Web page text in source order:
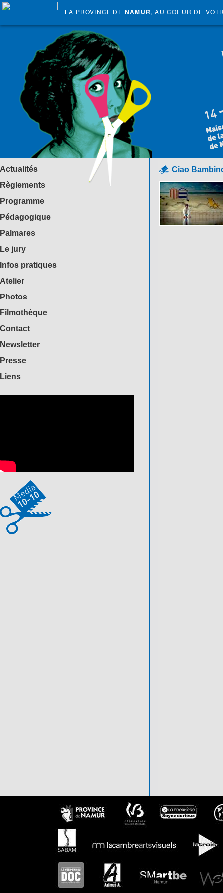
LA PROVINCE DE NAMUR, AU COEUR DE
Actualités
Règlements
Programme
Pédagogique
Palmares
Le jury
Infos pratiques
Atelier
Photos
Filmothèque
Contact
Newsletter
Presse
Liens
Ciao